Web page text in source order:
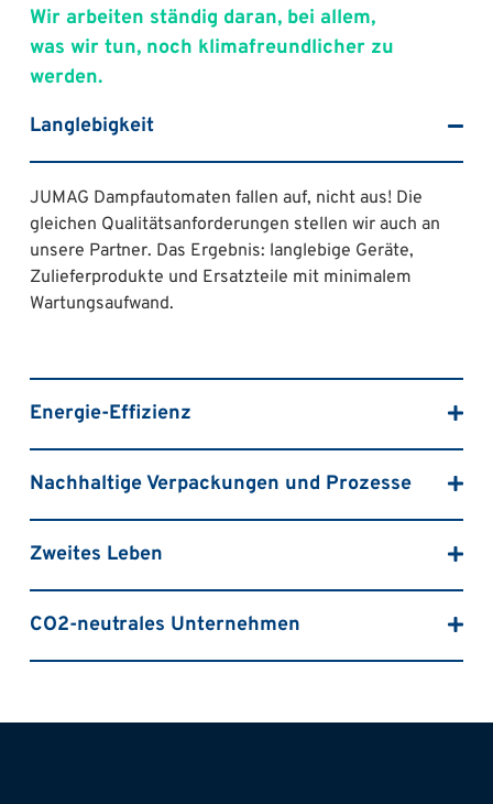
Wir arbeiten ständig daran, bei allem,
was wir tun, noch klimafreundlicher zu
werden.
Langlebigkeit
JUMAG Dampfautomaten fallen auf, nicht aus! Die
gleichen Qualitätsanforderungen stellen wir auch an
unsere Partner. Das Ergebnis: langlebige Geräte,
Zulieferprodukte und Ersatzteile mit minimalem
Wartungsaufwand.
Energie-Effizienz
Nachhaltige Verpackungen und Prozesse
Zweites Leben
CO2-neutrales Unternehmen